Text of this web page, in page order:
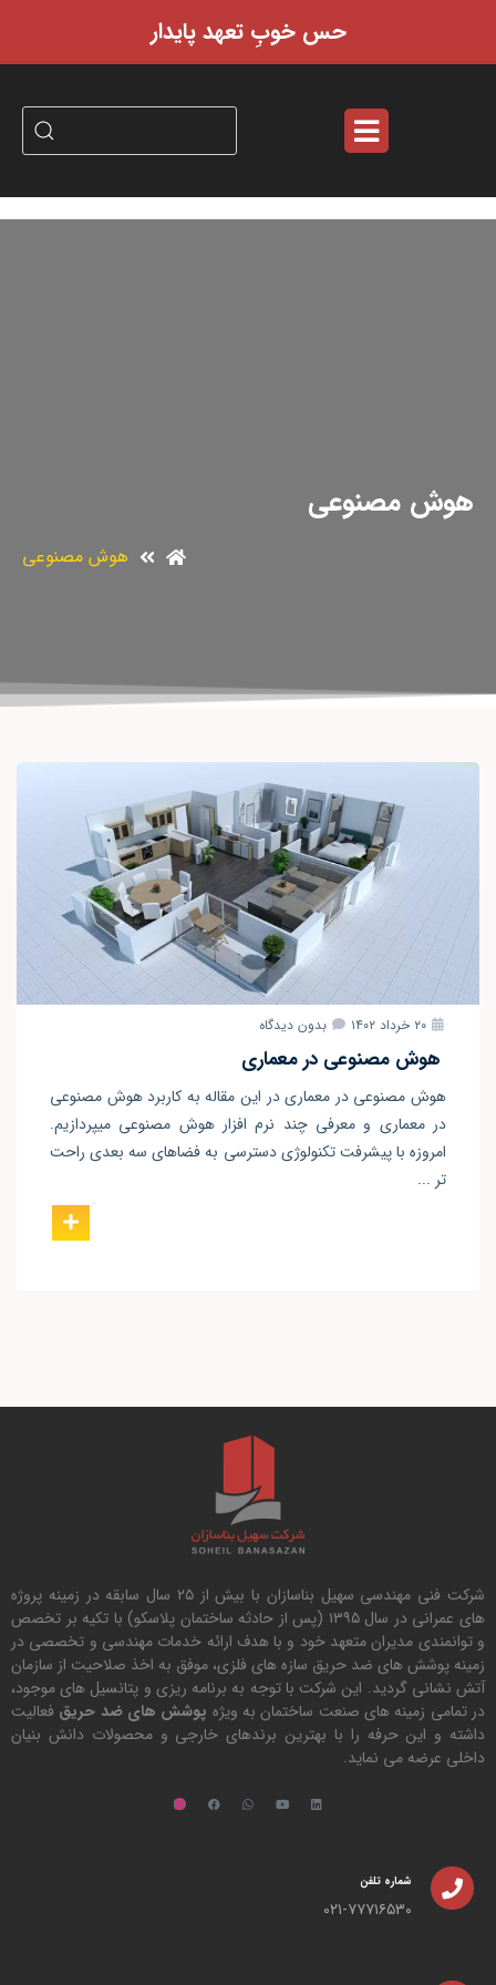
حس خوبِ تعهد پایدار
هوش مصنوعی
هوش مصنوعی
۲۰ خرداد ۱۴۰۲ بدون دیدگاه
هوش مصنوعی در معماری
هوش مصنوعی در معماری در این مقاله به کاربرد هوش مصنوعی
در معماری و معرفی چند نرم افزار هوش مصنوعی میپردازیم.
امروزه با پیشرفت تکنولوژی دسترسی به فضاهای سه بعدی راحت
تر ...
شرکت فنی مهندسی سهیل بناسازان با بیش از ۲۵ سال سابقه در زمینه پروژه
های عمرانی در سال ۱۳۹۵ (پس از حادثه ساختمان پلاسکو) با تکیه بر تخصص
و توانمندی مدیران متعهد خود و با هدف ارائه خدمات مهندسی و تخصصی در
زمینه پوشش های ضد حریق سازه های فلزی، موفق به اخذ صلاحیت از سازمان
آتش نشانی گردید. این شرکت با توجه به برنامه ریزی و پتانسیل های موجود،
در تمامی زمینه های صنعت ساختمان به ویژه پوشش های ضد حریق فعالیت
داشته و این حرفه را با بهترین برندهای خارجی و محصولات دانش بنیان
داخلی عرضه می نماید.
شماره تلفن
۰۲۱-۷۷۷۱۶۵۳۰